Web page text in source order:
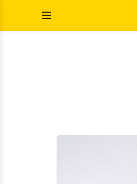
Open
Menu